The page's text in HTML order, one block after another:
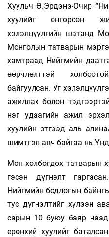
Хуульч Ө.Эрдэнэ-Очир
хуулийг өнгөрсөн
хэлэлцүүлгийн шатанд
Монголын татварын
хамтраад Нийгмийн
өөрчлөлттэй
байгуулсан. Уг
ажиллах болон
нэг удаагийн ажил
хуулийн этгээд аль
шимтгэл авч байгаа нь
Мөн холбогдох татварын
гэсэн дүгнэлт
Нийгмийн бодлогын
тус дүгнэлтийг хүлээн
сарын 10 буюу баяр
ерөнхий хуулийг